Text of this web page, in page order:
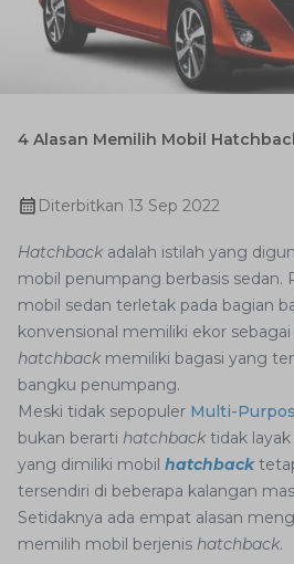
4 Alasan Memilih Mobil
Diterbitkan 13 Sep 2022
Hatchback adalah istilah yang
mobil penumpang berbasis sedan.
mobil sedan terletak pada bagian
konvensional memiliki ekor
hatchback memiliki bagasi yang
bangku penumpang.
Meski tidak sepopuler Multi-
bukan berarti hatchbacktidak
yang dimiliki mobil hatchback
tersendiri di beberapa kalangan
Setidaknya ada empat alasan
memilih mobil berjenis hatchback.